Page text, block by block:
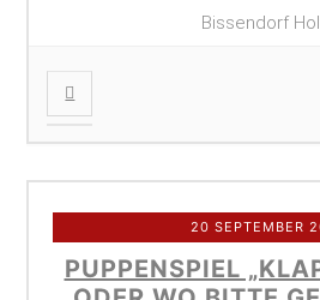
Bissendorf
20 SEPTEMBER
PUPPENSPIEL